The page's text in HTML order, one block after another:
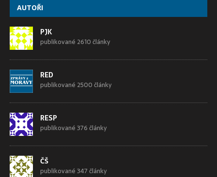
AUTOŘI
PJK
publikované 2610 články
RED
publikované 2500 články
RESP
publikované 376 články
ČŠ
publikované 347 články